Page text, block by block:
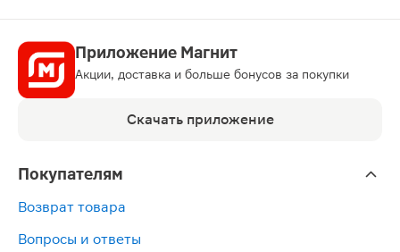
Приложение Магнит
Акции, доставка и больше бонусов за покупки
Скачать приложение
Покупателям
Возврат товара
Вопросы и ответы